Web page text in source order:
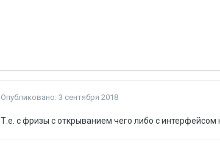
Опубликовано: 3 сентября 2018
Т.е. с фризы с открыванием чего либо с интерфейсом